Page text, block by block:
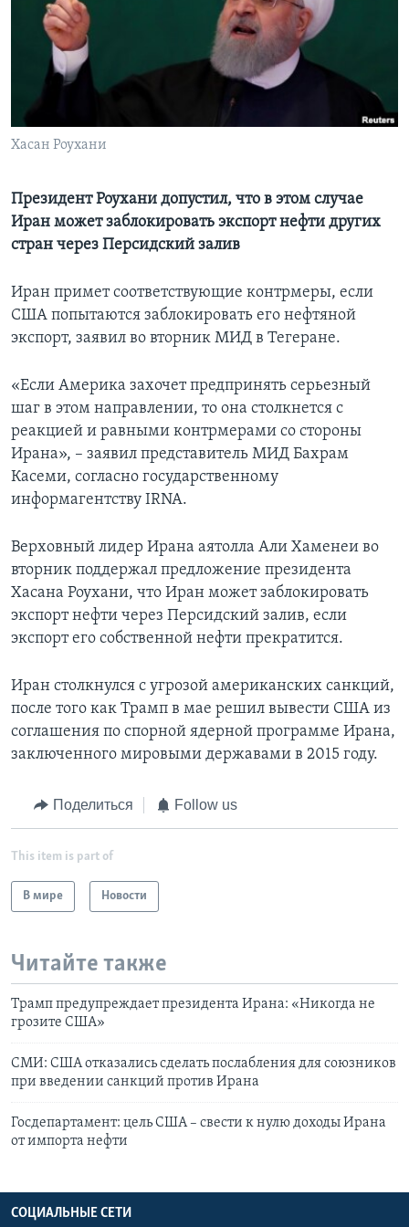
Learning English
СОЦИАЛЬНЫЕ СЕТИ
Хасан Роухани
Президент Роухани допустил, что в этом случае
Иран может заблокировать экспорт нефти других
стран через Персидский залив
Иран примет соответствующие контрмеры, если
США попытаются заблокировать его нефтяной
экспорт, заявил во вторник МИД в Тегеране.
«Если Америка захочет предпринять серьезный
шаг в этом направлении, то она столкнется с
реакцией и равными контрмерами со стороны
Ирана», – заявил представитель МИД Бахрам
Касеми, согласно государственному
информагентству IRNA.
Верховный лидер Ирана аятолла Али Хаменеи во
вторник поддержал предложение президента
Хасана Роухани, что Иран может заблокировать
экспорт нефти через Персидский залив, если
экспорт его собственной нефти прекратится.
Иран столкнулся с угрозой американских санкций,
после того как Трамп в мае решил вывести США из
соглашения по спорной ядерной программе Ирана,
заключенного мировыми державами в 2015 году.
Поделиться Follow us
This item is part of
В мире Новости
Читайте также
Трамп предупреждает президента Ирана: «Никогда не
грозите США»
СМИ: США отказались сделать послабления для союзников
при введении санкций против Ирана
Госдепартамент: цель США – свести к нулю доходы Ирана
от импорта нефти
СОЦИАЛЬНЫЕ СЕТИ